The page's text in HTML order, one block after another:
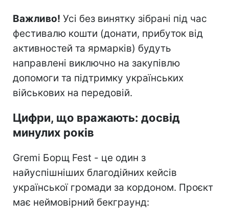
Важливо! Усі без винятку зібрані під час
фестивалю кошти (донати, прибуток від
активностей та ярмарків) будуть
направлені виключно на закупівлю
допомоги та підтримку українських
військових на передовій.
Цифри, що вражають: досвід
минулих років
Gremi Борщ Fest - це один з
найуспішніших благодійних кейсів
української громади за кордоном. Проєкт
має неймовірний бекграунд: